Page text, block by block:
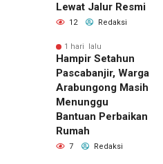
Lewat Jalur Resmi
12 Redaksi
1 hari lalu
Hampir Setahun
Pascabanjir, Warga
Arabungong Masih
Menunggu
Bantuan Perbaikan
Rumah
7 Redaksi